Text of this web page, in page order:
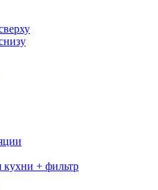
кухни + фильтр